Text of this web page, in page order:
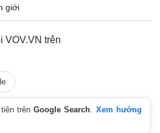
Việt Nam
giới
VOV.VN trên
tiên trênGoogle Search
Xem hướng